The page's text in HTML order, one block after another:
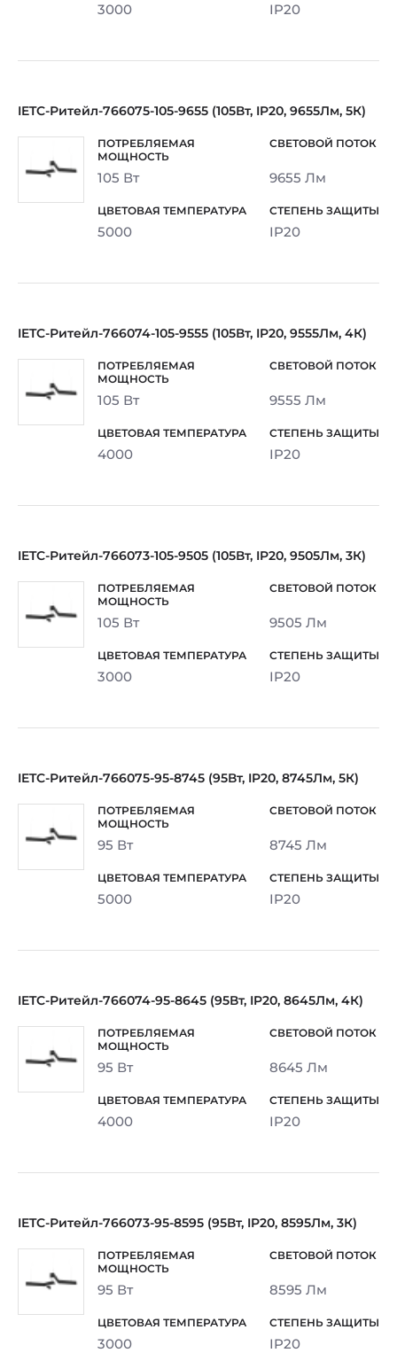
3000 IP20
IETC-Ритейл-766075-105-9655 (105Вт, IP20, 9655Лм, 5К)
105 Вт 9655 Лм
5000 IP20
IETC-Ритейл-766074-105-9555 (105Вт, IP20, 9555Лм, 4К)
105 Вт 9555 Лм
4000 IP20
IETC-Ритейл-766073-105-9505 (105Вт, IP20, 9505Лм, 3К)
105 Вт 9505 Лм
3000 IP20
IETC-Ритейл-766075-95-8745 (95Вт, IP20, 8745Лм, 5К)
95 Вт 8745 Лм
5000 IP20
IETC-Ритейл-766074-95-8645 (95Вт, IP20, 8645Лм, 4К)
95 Вт 8645 Лм
4000 IP20
IETC-Ритейл-766073-95-8595 (95Вт, IP20, 8595Лм, 3К)
95 Вт 8595 Лм
3000 IP20